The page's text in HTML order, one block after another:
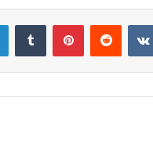
LinkedInTumblr PinterestReddit